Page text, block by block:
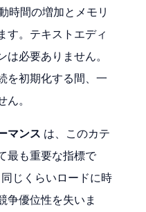
時間の増加とメモリ
す。テキストエディ
必要ありません。
を初期化する間、一
。
マンス は、このカテ
最も重要な指標で
じくらいロードに時
争優位性を失いま